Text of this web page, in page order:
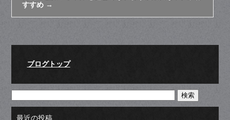
すすめ →
ブログトップ
最近の投稿